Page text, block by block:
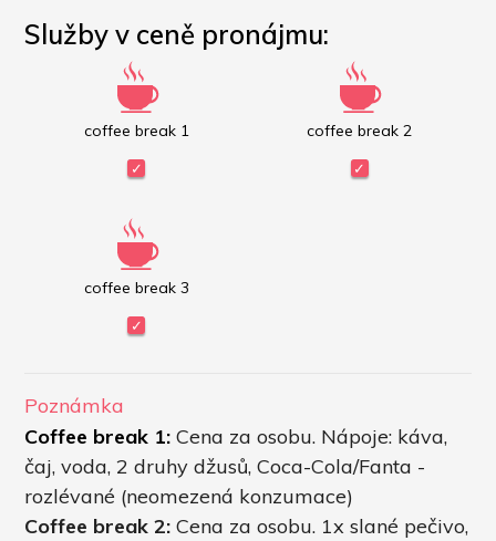
Služby v ceně pronájmu:
coffee break 1 coffee break 2
coffee break 3
Poznámka
Coffee break 1: Cena za osobu. Nápoje: káva,
čaj, voda, 2 druhy džusů, Coca-Cola/Fanta -
rozlévané (neomezená konzumace)
Coffee break 2: Cena za osobu. 1x slané pečivo,